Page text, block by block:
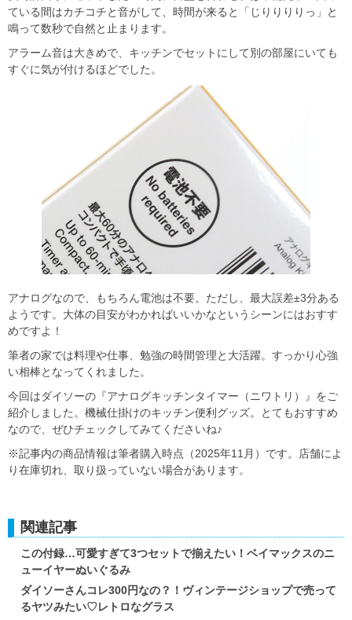
ている間はカチコチと音がして、時間が来ると「じりりりりっ」と
鳴って数秒で自然と止まります。
アラーム音は大きめで、キッチンでセットにして別の部屋にいても
すぐに気が付けるほどでした。
アナログなので、もちろん電池は不要。ただし、最大誤差±3分ある
ようです。大体の目安がわかればいいかなというシーンにはおすす
めですよ！
筆者の家では料理や仕事、勉強の時間管理と大活躍。すっかり心強
い相棒となってくれました。
今回はダイソーの『アナログキッチンタイマー（ニワトリ）』をご
紹介しました。機械仕掛けのキッチン便利グッズ。とてもおすすめ
なので、ぜひチェックしてみてくださいね♪
※記事内の商品情報は筆者購入時点（2025年11月）です。店舗によ
り在庫切れ、取り扱っていない場合があります。
関連記事
この付録…可愛すぎて3つセットで揃えたい！ベイマックスのニ
ューイヤーぬいぐるみ
ダイソーさんコレ300円なの？！ヴィンテージショップで売って
るヤツみたい♡レトロなグラス